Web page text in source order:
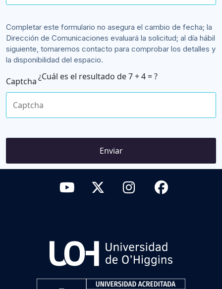
Completar este formulario no asegura el cambio de fecha; la
Dirección de Comunicaciones evaluará la solicitud; al día hábil
siguiente, tomaremos contacto para comprobar los detalles y
la disponibilidad del espacio.
Captcha 7 + 4 = ?
that you are human.